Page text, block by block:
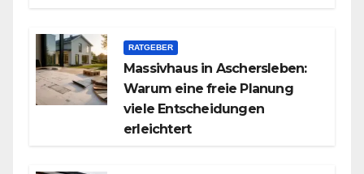
RATGEBER
Massivhaus in Aschersleben:
Warum eine freie Planung
viele Entscheidungen
erleichtert